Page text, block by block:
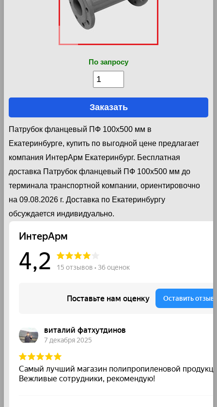
По запросу
Заказать
Патрубок фланцевый ПФ 100х500 мм в
Екатеринбурге, купить по выгодной цене предлагает
компания ИнтерАрм Екатеринбург. Бесплатная
доставка Патрубок фланцевый ПФ 100х500 мм до
терминала транспортной компании, ориентировочно
на 09.08.2026 г. Доставка по Екатеринбургу
обсуждается индивидуально.